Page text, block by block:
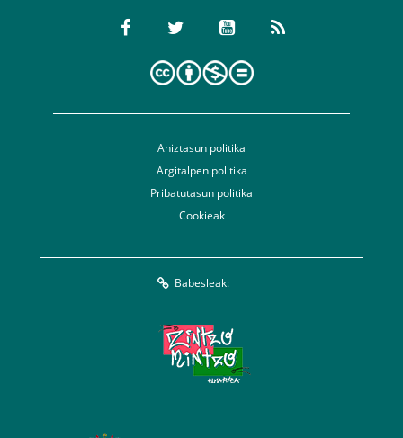
Aniztasun politika
Argitalpen politika
Pribatutasun politika
Cookieak
Babesleak: